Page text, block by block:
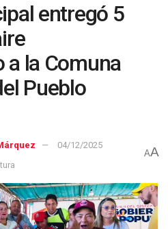
entregó 5
a la Comuna
Pueblo
04/12/2025
AA